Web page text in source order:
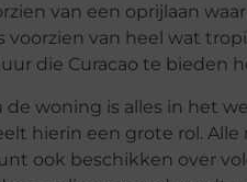
van een oprijlaan
voorzien van heel wat
die Curacao te bieden
de woning is alles in het
hierin een grote rol.
ook beschikken over